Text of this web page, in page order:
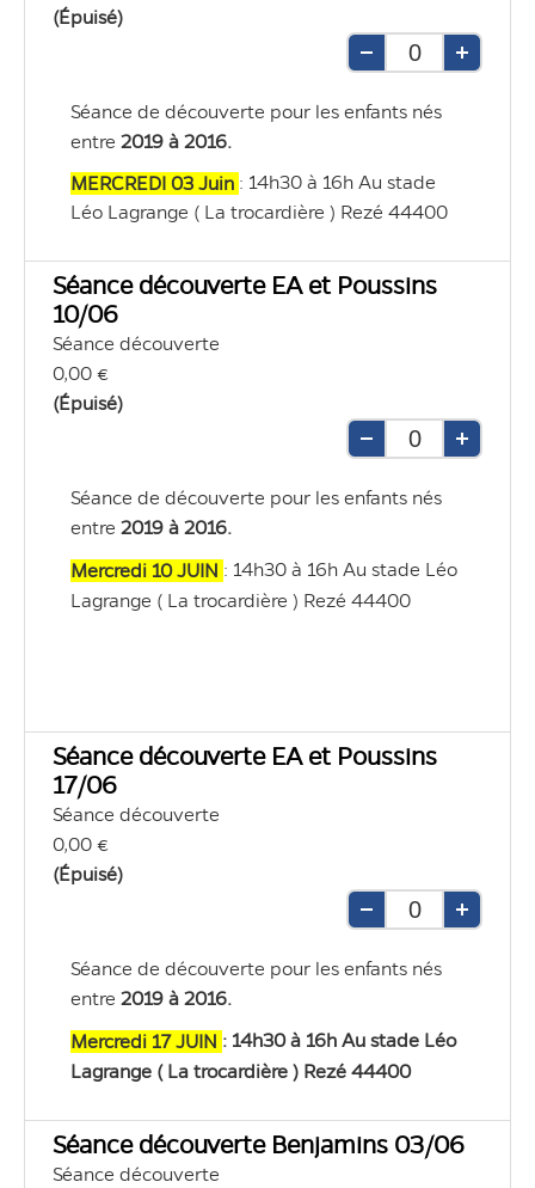
(Épuisé)
Retirer
unité
Ajouter
Séance de découverte pour les enfants nés
entre 2019 à 2016.
MERCREDI 03 Juin : 14h30 à 16h Au stade
Léo Lagrange ( La trocardière ) Rezé 44400
Séance découverte EA et Poussins
10/06
Séance découverte
0,00 €
(Épuisé)
Retirer
unité
Ajouter
Séance de découverte pour les enfants nés
entre 2019 à 2016.
Mercredi 10 JUIN : 14h30 à 16h Au stade Léo
Lagrange ( La trocardière ) Rezé 44400
Séance découverte EA et Poussins
17/06
Séance découverte
0,00 €
(Épuisé)
Retirer
unité
Ajouter
Séance de découverte pour les enfants nés
entre 2019 à 2016.
Mercredi 17 JUIN : 14h30 à 16h Au stade Léo
Lagrange ( La trocardière ) Rezé 44400
Séance découverte Benjamins 03/06
Séance découverte